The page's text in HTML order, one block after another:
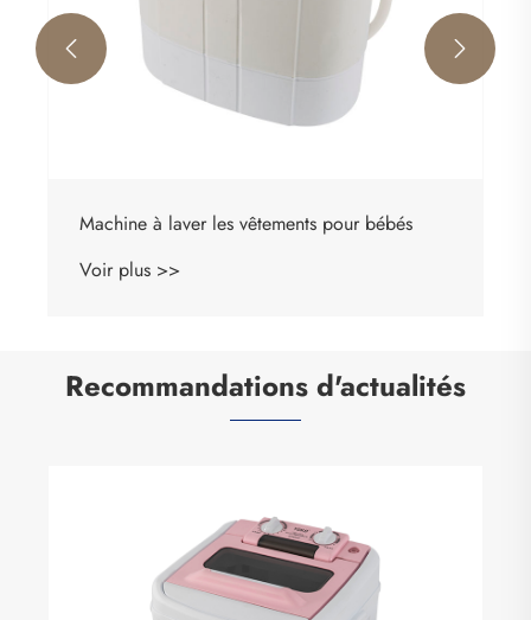
Machine à laver les vêtements pour bébés
Voir plus >>
 
Recommandations d'actualités